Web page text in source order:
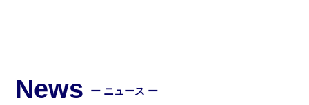
News ー ニュース ー